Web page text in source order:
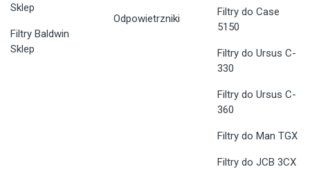
Sklep
Filtry Baldwin
Sklep
Odpowietrzniki
Filtry do Case
5150
Filtry do Ursus C-
330
Filtry do Ursus C-
360
Filtry do Man TGX
Filtry do JCB 3CX